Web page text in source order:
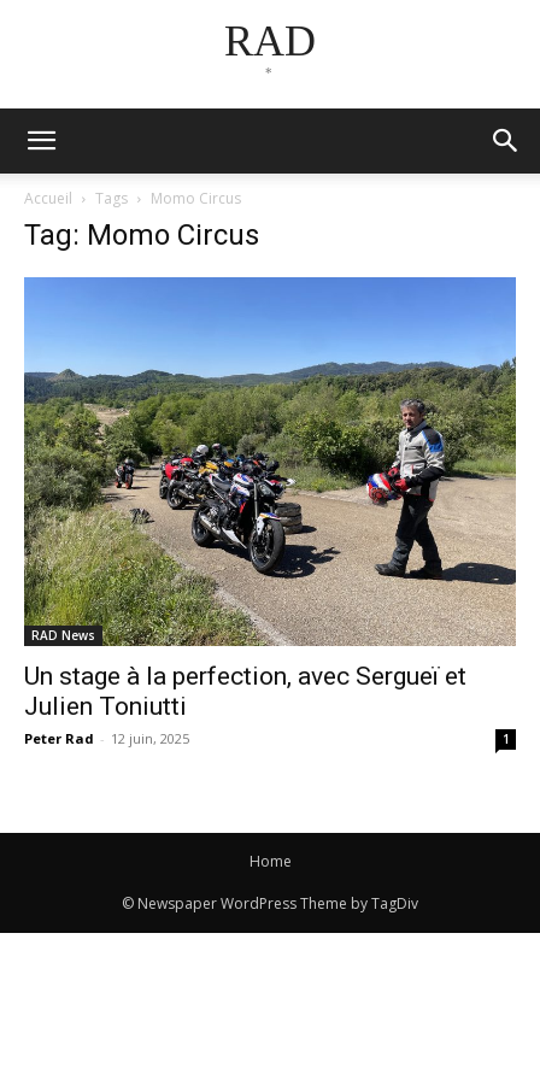
RAD
*
Accueil Tags Momo Circus
Tag: Momo Circus
RAD News
Un stage à la perfection, avec Sergueï et
Julien Toniutti
Peter Rad - 12 juin, 2025 1
Home
© Newspaper WordPress Theme by TagDiv